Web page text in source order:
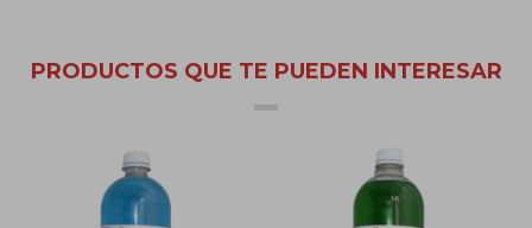
PRODUCTOS QUE TE PUEDEN INTERESAR